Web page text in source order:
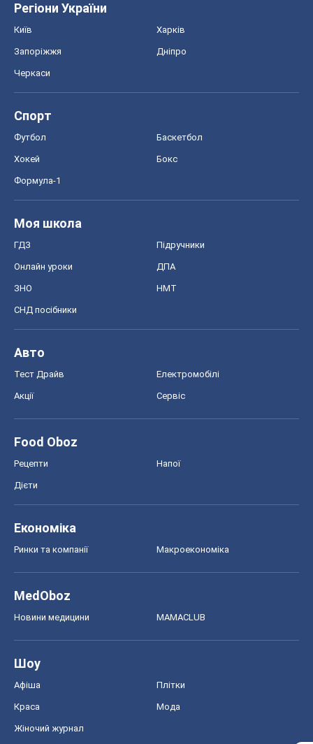
Регіони України
Київ Харків
Запоріжжя Дніпро
Черкаси
Спорт
Футбол Баскетбол
Хокей Бокс
Формула-1
Моя школа
ГДЗ Підручники
Онлайн уроки ДПА
ЗНО НМТ
СНД посібники
Авто
Тест Драйв Електромобілі
Акції Сервіс
Food Oboz
Рецепти Напої
Дієти
Економіка
Ринки та компанії Макроекономіка
MedOboz
Новини медицини MAMACLUB
Шоу
Афіша Плітки
Краса Мода
Жіночий журнал